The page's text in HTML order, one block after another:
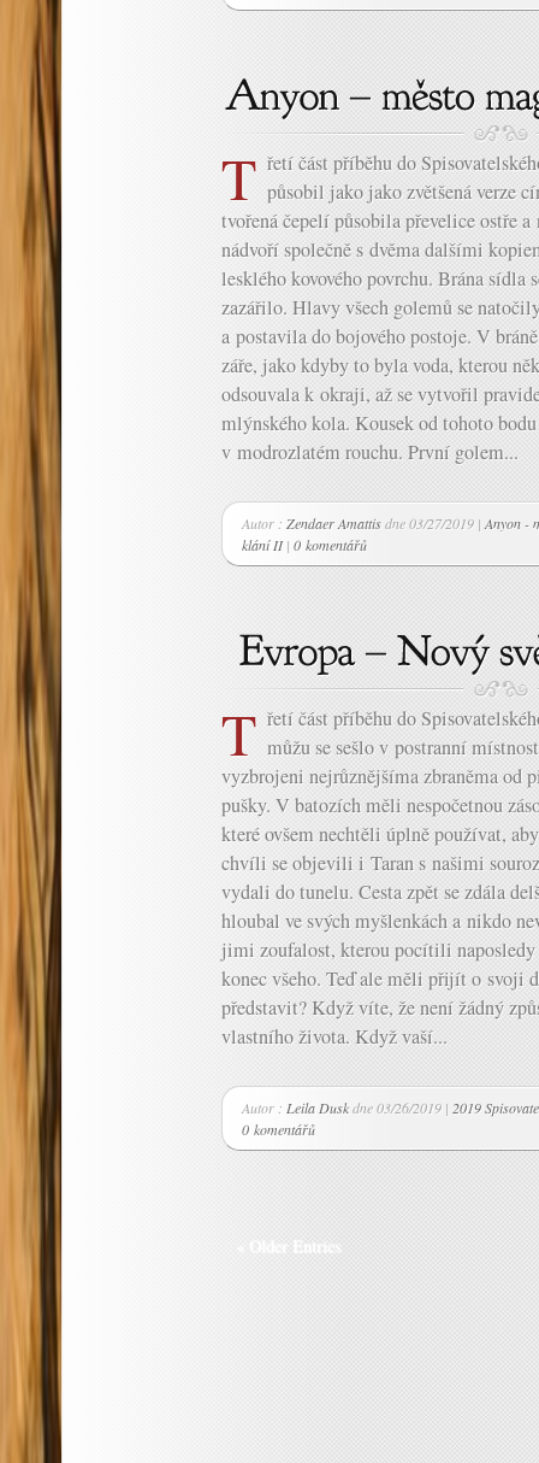
T řetí část příběhu do
působil jako jako zvětšená verze
tvořená čepelí působila převelice ostře a
nádvoří společně s dvěma dalšími
lesklého kovového povrchu. Brána sídla
zazářilo. Hlavy všech golemů se
a postavila do bojového postoje. V
záře, jako kdyby to byla voda, kterou
odsouvala k okraji, až se vytvořil
mlýnského kola. Kousek od tohoto
v modrozlatém rouchu. První golem...
Autor : Zendaer Amattisdne 03/27/2019 | Anyon -
klání II| 0 komentářů
T řetí část příběhu do
můžu se sešlo v postranní
vyzbrojeni nejrůznějšíma zbraněma od
pušky. V batozích měli nespočetnou
které ovšem nechtěli úplně používat,
chvíli se objevili i Taran s našimi
vydali do tunelu. Cesta zpět se zdála
hloubal ve svých myšlenkách a nikdo
jimi zoufalost, kterou pocítili
konec všeho. Teď ale měli přijít o svoji
představit? Když víte, že není žádný
vlastního života. Když vaší...
Autor : Leila Duskdne 03/26/2019 | 2019
0 komentářů
« Older Entries